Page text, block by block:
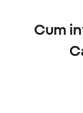
Cum